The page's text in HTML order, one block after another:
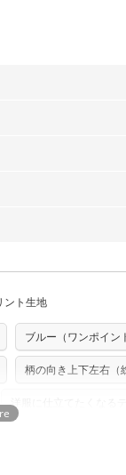
ト希望」などご記
ている生地は６種
コットン（ツイル）
までとなります（
4～5営業日後の発
第、順次発送いた
ため、
購入後の
ません。予めご了
らての問題、クレー
せんのでご了承く
および柄がえらべる
。型紙自体の転用
ント生地
ブルー（ワンポイン
柄の向き上下左右（
洋服に仕立てたくなるデ